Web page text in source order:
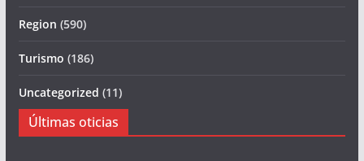
Region (590)
Turismo (186)
Uncategorized (11)
Últimas oticias